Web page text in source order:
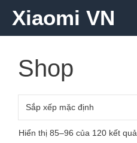
đến
nội
Xiaomi VN
Shop
Hiển thị 85–96 của 120 kết quả